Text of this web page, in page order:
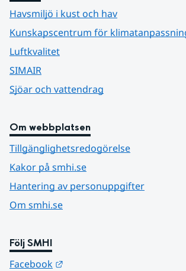
Havsmiljö i kust och hav
Kunskapscentrum för
Luftkvalitet
SIMAIR
Sjöar och vattendrag
Om webbplatsen
Tillgänglighetsredogörelse
Kakor på smhi.se
Hantering av personuppgifter
Om smhi.se
Följ SMHI
Facebook